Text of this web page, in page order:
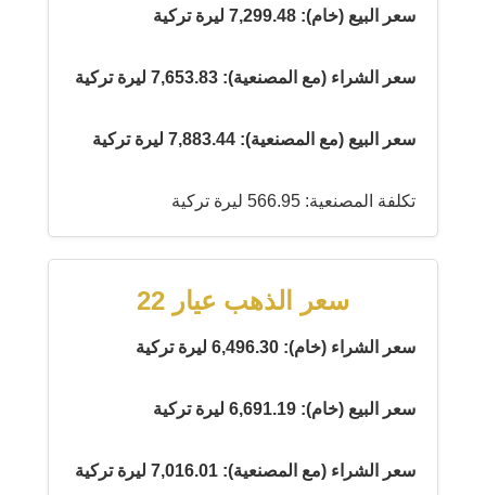
سعر البيع (خام): 7,299.48 ليرة تركية
سعر الشراء (مع المصنعية): 7,653.83 ليرة تركية
سعر البيع (مع المصنعية): 7,883.44 ليرة تركية
تكلفة المصنعية: 566.95 ليرة تركية
سعر الذهب عيار 22
سعر الشراء (خام): 6,496.30 ليرة تركية
سعر البيع (خام): 6,691.19 ليرة تركية
سعر الشراء (مع المصنعية): 7,016.01 ليرة تركية